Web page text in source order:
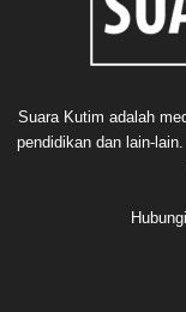
Suara Kutim adalah
pendidikan dan lain-